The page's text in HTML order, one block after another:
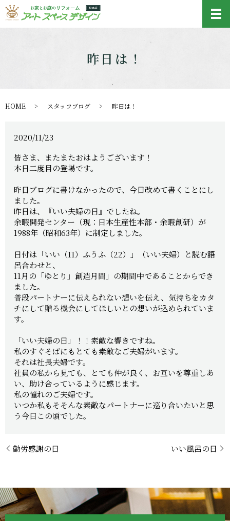
昨日は！
HOME スタッフブログ 昨日は！
2020/11/23
皆さま、またまたおはようございます！
本日二度目の登場です。
昨日ブログに書けなかったので、今日改めて書くことにし
ました。
昨日は、『いい夫婦の日』でしたね。
余暇開発センター（現：日本生産性本部・余暇創研）が
1988年（昭和63年）に制定しました。
日付は「いい（11）ふうふ（22）」（いい夫婦）と読む語
呂合わせと、
11月の「ゆとり」創造月間」の期間中であることからでき
ました。
普段パートナーに伝えられない想いを伝え、気持ちをカタ
チにして贈る機会にしてほしいとの想いが込められていま
す。
「いい夫婦の日」！！素敵な響きですね。
私のすぐそばにもとても素敵なご夫婦がいます。
それは社長夫婦です。
社員の私から見ても、とても仲が良く、お互いを尊重しあ
い、助け合っているように感じます。
私の憧れのご夫婦です。
いつか私もそそんな素敵なパートナーに巡り合いたいと思
う今日この頃でした。
勤労感謝の日 いい風呂の日